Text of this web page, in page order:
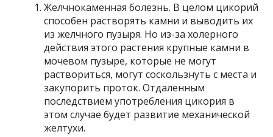
Желчнокаменная болезнь. В целом цикорий
способен растворять камни и выводить их
из желчного пузыря. Но из-за холерного
действия этого растения крупные камни в
мочевом пузыре, которые не могут
раствориться, могут соскользнуть с места и
закупорить проток. Отдаленным
последствием употребления цикория в
этом случае будет развитие механической
желтухи.